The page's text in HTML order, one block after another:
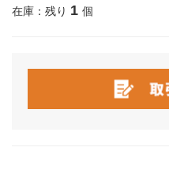
在庫：残り 1 個